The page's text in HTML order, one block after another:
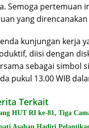
Semoga pertemuan
yang
kunjungan kerja
diisi dengan
sebagai simbol
pukul 13.00 WIB
Terkait
HUT RI ke-81, Tiga